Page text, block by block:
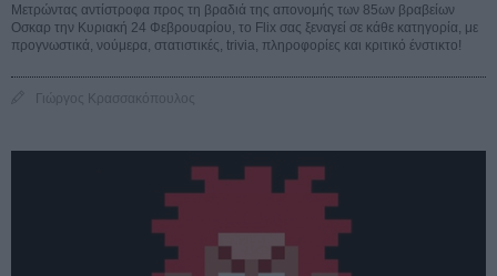
Μετρώντας αντίστροφα προς τη βραδιά της απονομής των 85ων βραβείων
Οσκαρ την Κυριακή 24 Φεβρουαρίου, το Flix σας ξεναγεί σε κάθε κατηγορία, με
προγνωστικά, νούμερα, στατιστικές, trivia, πληροφορίες και κριτικό ένστικτο!
Γιώργος Κρασσακόπουλος